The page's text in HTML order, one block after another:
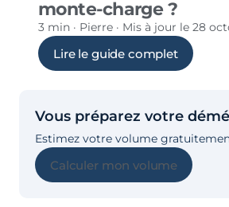
monte-charge ?
3 min · Pierre · Mis à jour le 28
Lire le guide complet
Vous préparez votre
Estimez votre volume
Calculer mon volume